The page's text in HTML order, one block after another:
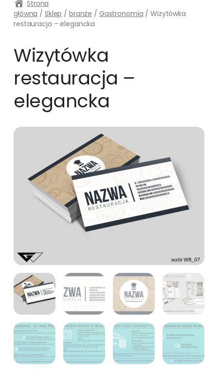
Strona
główna / Sklep / branże / Gastronomia / Wizytówka
restauracja – elegancka
Wizytówka
restauracja –
elegancka